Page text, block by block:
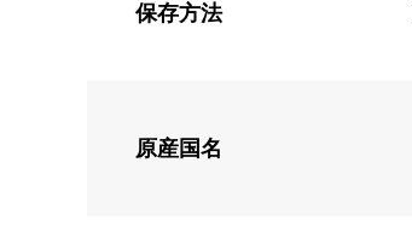
保存方法
原産国名